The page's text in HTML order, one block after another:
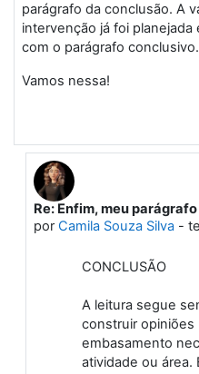
parágrafo da conclusão. A
intervenção já foi
com o parágrafo conclusivo.
Vamos nessa!
Em resposta à Primeiro
Re: Enfim, meu
porCamila Souza Silva-
CONCLUSÃO
A leitura segue
construir opiniões
embasamento
atividade ou área.